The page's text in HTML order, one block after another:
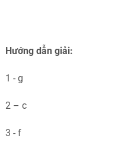
Hướng dẫn giải:
1 - g
2 – c
3 - f